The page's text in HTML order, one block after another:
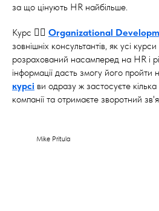
за що цінують HR найбільше.
Курс 👉🏻 Organizational
зовнішніх консультантів, як усі курси
розрахований насамперед на HR і
інформації дасть змогу його
курсі ви одразу ж застосуєте кілька
компанії та отримаєте зворотний
Mike Pritula